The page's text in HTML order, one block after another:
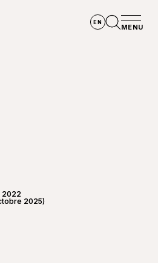
EN
MENU
2022
2025)